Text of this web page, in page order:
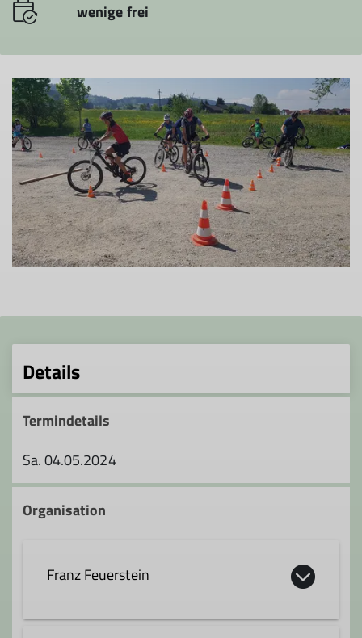
wenige frei
Details
Termindetails
Sa. 04.05.2024
Organisation
Franz Feuerstein